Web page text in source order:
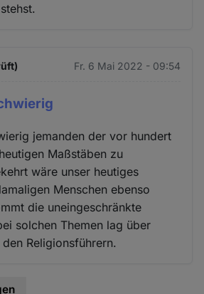
Fr. 6 Mai 2022 - 09:54
jemanden der vor hundert
Maßstäben zu
wäre unser heutiges
Menschen ebenso
die uneingeschränkte
solchen Themen lag über
Religionsführern.